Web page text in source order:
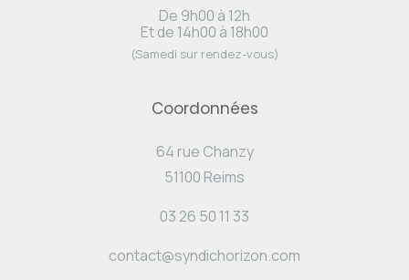
De 9h00 à 12h
Et de 14h00 à 18h00
(Samedi sur rendez-vous)
Coordonnées
64 rue Chanzy
51100 Reims
03 26 50 11 33
contact@syndichorizon.com